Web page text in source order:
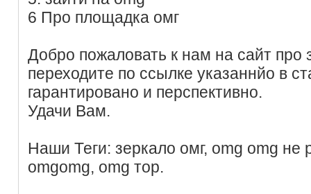
6 Про площадка омг
Добро пожаловать к нам на сайт про
переходите по ссылке указаннйо в
гарантировано и перспективно.
Удачи Вам.
Наши Теги: зеркало омг, omg omg не
omgomg, omg тор.